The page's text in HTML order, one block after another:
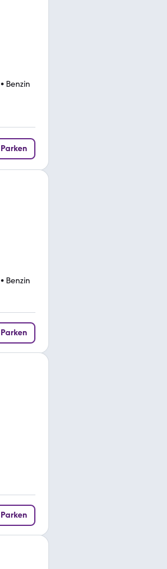
• Benzin
Parken
• Benzin
Parken
Parken